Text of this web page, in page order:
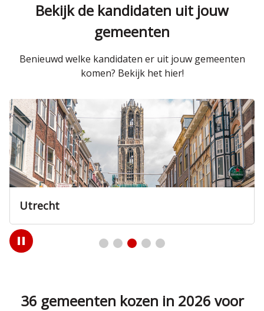
Bekijk de kandidaten uit jouw
gemeenten
Benieuwd welke kandidaten er uit jouw gemeenten
komen? Bekijk het hier!
Utrecht
Play
/
36 gemeenten kozen in 2026 voor